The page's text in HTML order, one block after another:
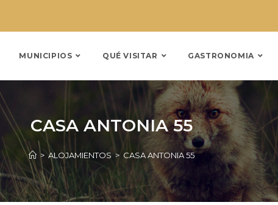
MUNICIPIOS QUÉ VISITAR GASTRONOMIA
CASA ANTONIA 55
> ALOJAMIENTOS > CASA ANTONIA 55